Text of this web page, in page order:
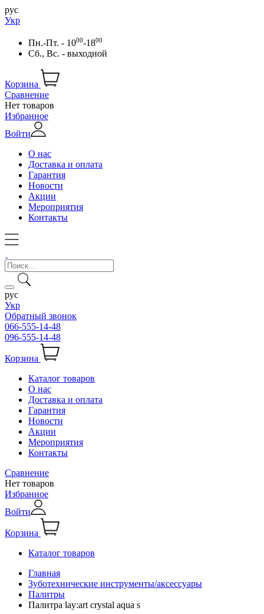
рус
Укр
Пн.-Пт. - 1000-1800
Сб., Вс. - выходной
Корзина
Сравнение
Нет товаров
Избранное
Войти
О нас
Доставка и оплата
Гарантия
Новости
Акции
Мероприятия
Контакты
рус
Укр
Обратный звонок
066-555-14-48
096-555-14-48
Корзина
Каталог товаров
О нас
Доставка и оплата
Гарантия
Новости
Акции
Мероприятия
Контакты
Сравнение
Нет товаров
Избранное
Войти
Корзина
Каталог товаров
Главная
Зуботехнические инструменты/аксессуары
Палитры
Палитра lay:art crystal aqua s